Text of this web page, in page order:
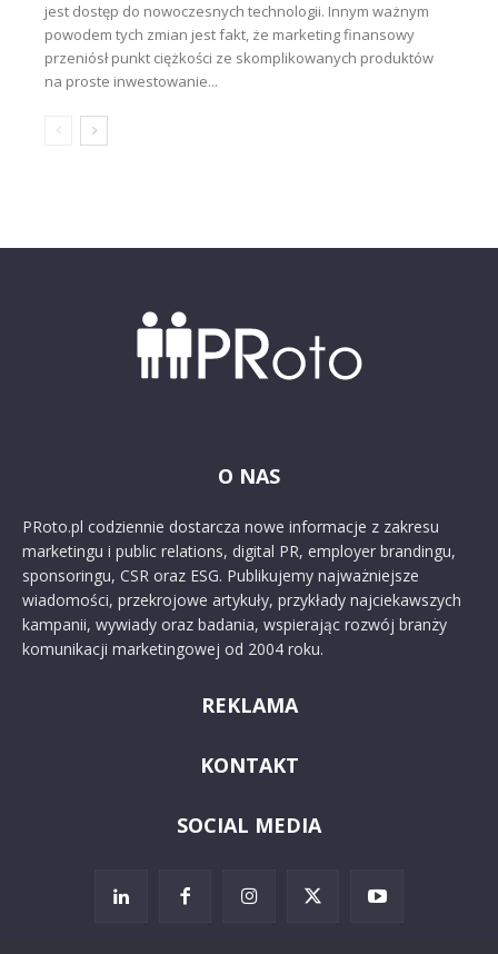
jest dostęp do nowoczesnych technologii. Innym ważnym
powodem tych zmian jest fakt, że marketing finansowy
przeniósł punkt ciężkości ze skomplikowanych produktów
na proste inwestowanie...
O NAS
PRoto.pl codziennie dostarcza nowe informacje z zakresu
marketingu i public relations, digital PR, employer brandingu,
sponsoringu, CSR oraz ESG. Publikujemy najważniejsze
wiadomości, przekrojowe artykuły, przykłady najciekawszych
kampanii, wywiady oraz badania, wspierając rozwój branży
komunikacji marketingowej od 2004 roku.
REKLAMA
KONTAKT
SOCIAL MEDIA